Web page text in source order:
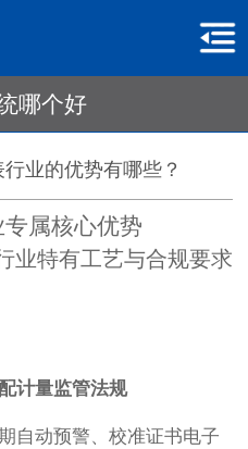
哪个好
业的优势有哪些？
属核心优势
业特有工艺与合规要求
计量监管法规
自动预警、校准证书电子